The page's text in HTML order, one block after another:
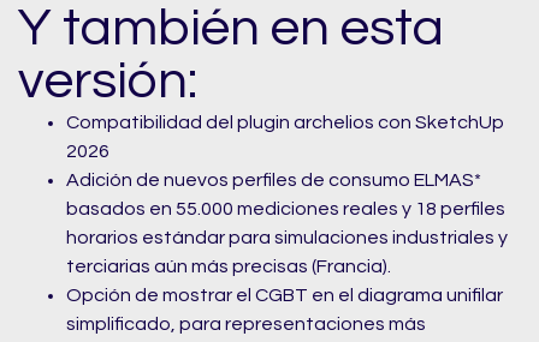
Y también en esta
versión:
Compatibilidad del plugin archelios con SketchUp
2026
Adición de nuevos perfiles de consumo ELMAS*
basados en 55.000 mediciones reales y 18 perfiles
horarios estándar para simulaciones industriales y
terciarias aún más precisas (Francia).
Opción de mostrar el CGBT en el diagrama unifilar
simplificado, para representaciones más